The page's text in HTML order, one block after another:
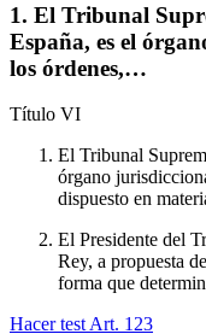
1. El Tribunal
España, es el
los órdenes,…
Título VI
El Tribunal
órgano
dispuesto en
El Presidente del
Rey, a propuesta
forma que
Hacer test Art. 123